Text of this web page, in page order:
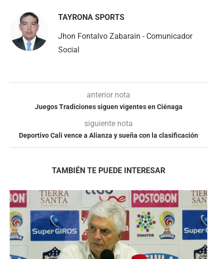
TAYRONA SPORTS
Jhon Fontalvo Zabarain - Comunicador
Social
anterior nota
Juegos Tradiciones siguen vigentes en Ciénaga
siguiente nota
Deportivo Cali vence a Alianza y sueña con la clasificación
TAMBIÉN TE PUEDE INTERESAR